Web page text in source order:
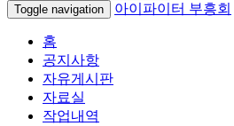
Toggle navigation 아이파이터 부흥회
홈
공지사항
자유게시판
자료실
작업내역